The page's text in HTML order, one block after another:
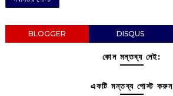
BLOGGER DISQUS
কোন মন্তব্য নেই:
একটি মন্তব্য পোস্ট করুন